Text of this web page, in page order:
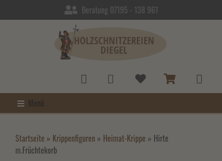
Beratung 07195 - 138 961
Menü
Startseite » Krippenfiguren » Heimat-Krippe » Hirte
m.Früchtekorb